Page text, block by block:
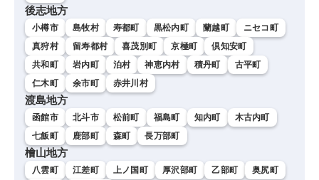
後志地方
小樽市 島牧村 寿都町 黒松内町 蘭越町
ニセコ町
真狩村
留寿都村 喜茂別町 京極町
倶知安町
共和町
岩内町 泊村 神恵内村 積丹町
古平町
仁木町
余市町 赤井川村
渡島地方
函館市 北斗市 松前町 福島町 知内町
木古内町
七飯町
鹿部町 森町 長万部町
檜山地方
八雲町 江差町 上ノ国町 厚沢部町 乙部町
奥尻町